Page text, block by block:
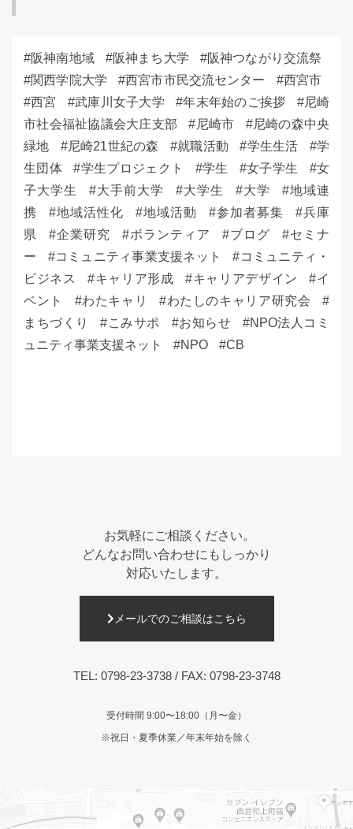
阪神南地域 阪神まち大学
阪神つながり交流祭
関西学院大学
西宮市市民交流センター
西宮市
西宮
武庫川女子大学 年末年始のご挨拶
尼崎
市社会福祉協議会大庄支部
尼崎市
尼崎の森中央
緑地
尼崎21世紀の森 就職活動 学生生活
学
生団体
学生プロジェクト 学生 女子学生
女
子大学生
大手前大学 大学生 大学
地域連
携
地域活性化 地域活動 参加者募集
兵庫
県
企業研究 ボランティア ブログ
セミナ
ー
コミュニティ事業支援ネット
コミュニティ・
ビジネス
キャリア形成 キャリアデザイン
イ
ベント
わたキャリ
わたしのキャリア研究会
まちづくり
こみサポ お知らせ
NPO法人コミ
ュニティ事業支援ネット
NPO CB
お気軽にご相談ください。
どんなお問い合わせにもしっかり
対応いたします。
メールでのご相談はこちら
TEL: 0798-23-3738/ FAX: 0798-23-3748
受付時間 9:00〜18:00（月〜金）
※祝日・夏季休業／年末年始を除く